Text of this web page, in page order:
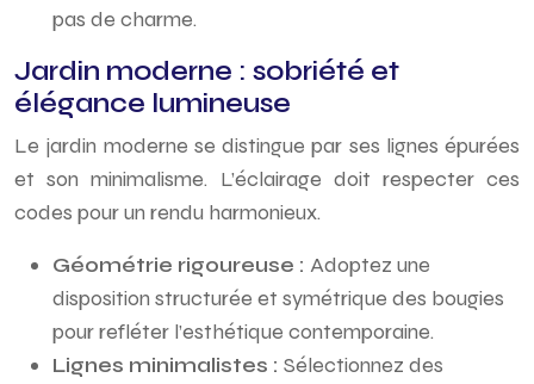
pas de charme.
Jardin moderne : sobriété et
élégance lumineuse
Le jardin moderne se distingue par ses lignes épurées
et son minimalisme. L’éclairage doit respecter ces
codes pour un rendu harmonieux.
Géométrie rigoureuse : Adoptez une
disposition structurée et symétrique des bougies
pour refléter l’esthétique contemporaine.
Lignes minimalistes : Sélectionnez des